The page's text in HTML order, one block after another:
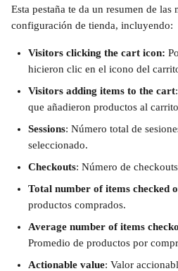
Esta pestaña te da un resumen de las
configuración de tienda, incluyendo:
Visitors clicking the cart icon:
hicieron clic en el icono del
Visitors adding items to the cart
que añadieron productos al
Sessions: Número total de
seleccionado.
Checkouts: Número de
Total number of items checked
productos comprados.
Average number of items
Promedio de productos por
Actionable value: Valor